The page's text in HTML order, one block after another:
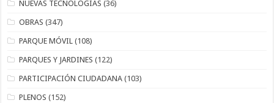
NUEVAS TECNOLOGÍAS (36)
OBRAS (347)
PARQUE MÓVIL (108)
PARQUES Y JARDINES (122)
PARTICIPACIÓN CIUDADANA (103)
PLENOS (152)